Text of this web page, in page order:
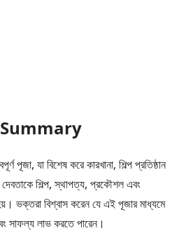
- Summary
পূজা, যা বিশেষ করে কারখানা, শিল্প প্রতিষ্ঠান
দেবতাকে শিল্প, স্থাপত্য, প্রকৌশল এবং
ভক্তরা বিশ্বাস করেন যে এই পূজার মাধ্যমে
সাফল্য লাভ করতে পারেন।